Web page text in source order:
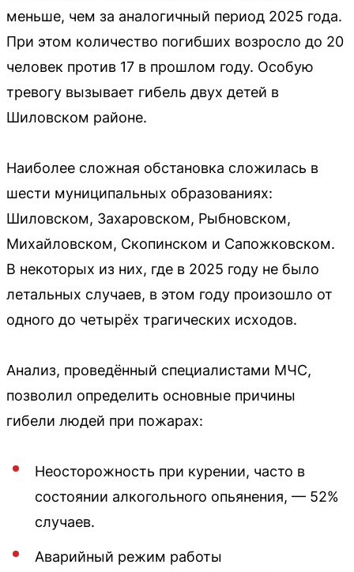
меньше, чем за аналогичный период 2025 года.
При этом количество погибших возросло до 20
человек против 17 в прошлом году. Особую
тревогу вызывает гибель двух детей в
Шиловском районе.
Наиболее сложная обстановка сложилась в
шести муниципальных образованиях:
Шиловском, Захаровском, Рыбновском,
Михайловском, Скопинском и Сапожковском.
В некоторых из них, где в 2025 году не было
летальных случаев, в этом году произошло от
одного до четырёх трагических исходов.
Анализ, проведённый специалистами МЧС,
позволил определить основные причины
гибели людей при пожарах:
Неосторожность при курении, часто в
состоянии алкогольного опьянения, — 52%
случаев.
Аварийный режим работы